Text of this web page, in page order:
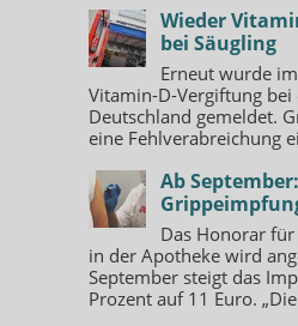
Wieder
bei Säugling
Erneut wurde
Vitamin-D-Vergiftung bei
Deutschland gemeldet.
eine Fehlverabreichung
Ab
Das Honorar
in der Apotheke wird
September steigt das
Prozent auf 11 Euro.